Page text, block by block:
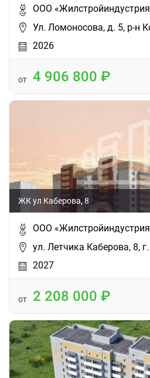
ООО
Ул. Ломоносова, д. 5, р-н
2026
от 4 906 800
ЖК ул Каберова, 8
ООО
ул. Летчика Каберова, 8,
2027
от 2 208 000